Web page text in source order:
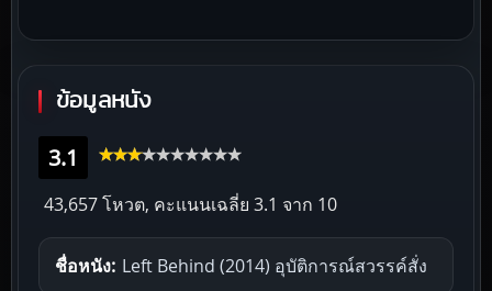
ข้อมูลหนัง
3.1
43,657 โหวต, คะแนนเฉลี่ย 3.1 จาก 10
ชื่อหนัง: Left Behind (2014) อุบัติการณ์สวรรค์สั่ง